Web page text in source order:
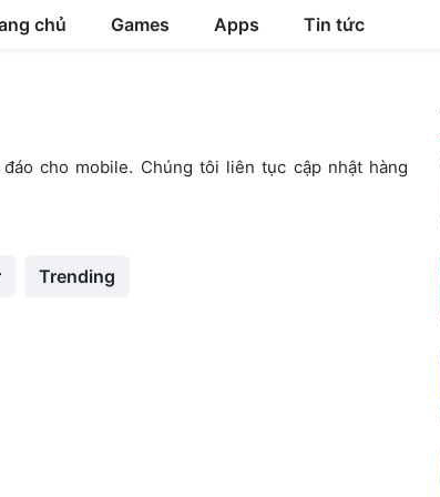
chủ Games Apps Tin tức
cho mobile. Chúng tôi liên tục cập nhật hàng
Trending